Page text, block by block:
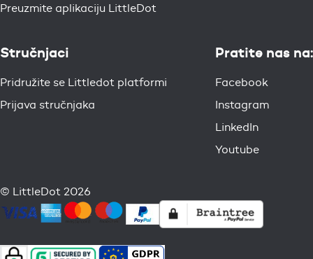
Preuzmite aplikaciju LittleDot
Stručnjaci
Pridružite se Littledot platformi
Prijava stručnjaka
Pratite nas na:
Facebook
Instagram
LinkedIn
Youtube
© LittleDot 2026